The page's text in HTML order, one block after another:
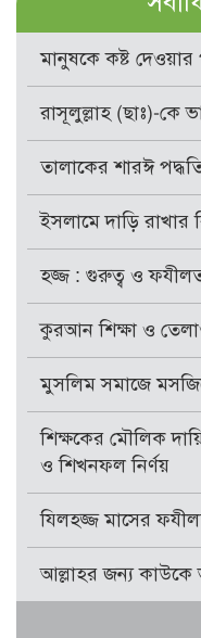
মানুষকে কষ্ট দেওয়ার
রাসূলুল্লাহ (ছাঃ)-কে
তালাকের শারঈ
ইসলামে দাড়ি রাখার
হজ্জ : গুরুত্ব ও
কুরআন শিক্ষা ও
মুসলিম সমাজে
শিক্ষকের মৌলিক
ও শিখনফল নির্ণয়
যিলহজ্জ মাসের
আল্লাহর জন্য কাউকে